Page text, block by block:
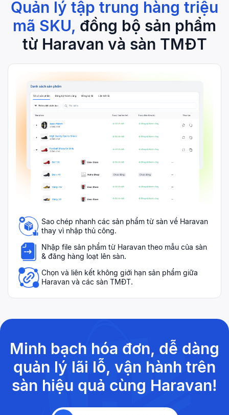
Quản lý tập trung hàng triệu
mã SKU, đồng bộ sản phẩm
từ Haravan và sàn TMĐT
Sao chép nhanh các sản phẩm từ sàn về Haravan
thay vì nhập thủ công.
Nhập file sản phẩm từ Haravan theo mẫu của sàn
& đăng hàng loạt lên sàn.
Chọn và liên kết không giới hạn sản phẩm giữa
Haravan và các sàn TMĐT.
Minh bạch hóa đơn, dễ dàng
quản lý lãi lỗ, vận hành trên
sàn hiệu quả cùng Haravan!